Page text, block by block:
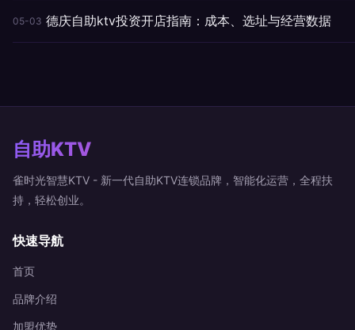
05-03 德庆自助ktv投资开店指南：成本、选址与经营数据
自助KTV
雀时光智慧KTV - 新一代自助KTV连锁品牌，智能化运营，全程扶
持，轻松创业。
快速导航
首页
品牌介绍
加盟优势